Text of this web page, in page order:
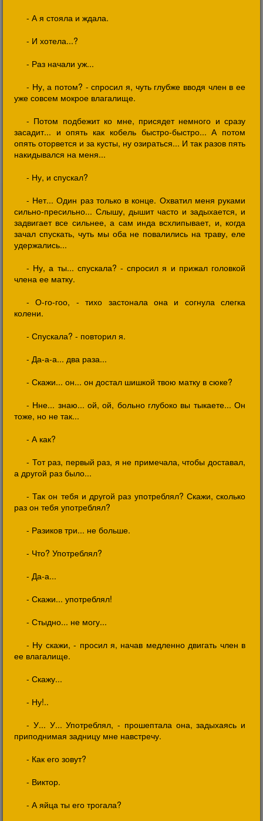
- А я стояла и ждала.
- И хотела...?
- Раз начали уж...
- Ну, а потом? - спросил я, чуть глубже вводя член в ее
уже совсем мокрое влагалище.
- Потом подбежит ко мне, присядет немного и сразу
засадит... и опять как кобель быстро-быстро... А потом
опять оторвется и за кусты, ну озираться... И так разов пять
накидывался на меня...
- Ну, и спускал?
- Нет... Один раз только в конце. Охватил меня руками
сильно-пресильно... Слышу, дышит часто и задыхается, и
задвигает все сильнее, а сам инда всхлипывает, и, когда
зачал спускать, чуть мы оба не повалились на траву, еле
удержались...
- Ну, а ты... спускала? - спросил я и прижал головкой
члена ее матку.
- О-го-гоо, - тихо застонала она и согнула слегка
колени.
- Спускала? - повторил я.
- Да-а-а... два раза...
- Скажи... он... он достал шишкой твою матку в сюке?
- Нне... знаю... ой, ой, больно глубоко вы тыкаете... Он
тоже, но не так...
- А как?
- Тот раз, первый раз, я не примечала, чтобы доставал,
а другой раз было...
- Так он тебя и другой раз употреблял? Скажи, сколько
раз он тебя употреблял?
- Разиков три... не больше.
- Что? Употреблял?
- Да-а...
- Скажи... употреблял!
- Стыдно... не могу...
- Ну скажи, - просил я, начав медленно двигать член в
ее влагалище.
- Скажу...
- Ну!..
- У... У... Употреблял, - прошептала она, задыхаясь и
приподнимая задницу мне навстречу.
- Как его зовут?
- Виктор.
- А яйца ты его трогала?